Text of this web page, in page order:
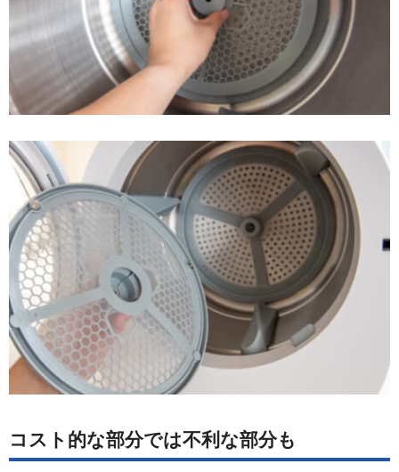
コスト的な部分では不利な部分も